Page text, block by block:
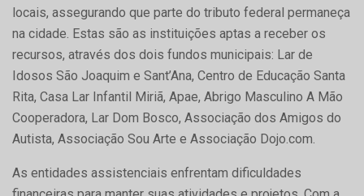
locais, assegurando que parte do tributo federal permaneça
na cidade. Estas são as instituições aptas a receber os
recursos, através dos dois fundos municipais: Lar de
Idosos São Joaquim e Sant’Ana, Centro de Educação Santa
Rita, Casa Lar Infantil Miriã, Apae, Abrigo Masculino A Mão
Cooperadora, Lar Dom Bosco, Associação dos Amigos do
Autista, Associação Sou Arte e Associação Dojo.com.
As entidades assistenciais enfrentam dificuldades